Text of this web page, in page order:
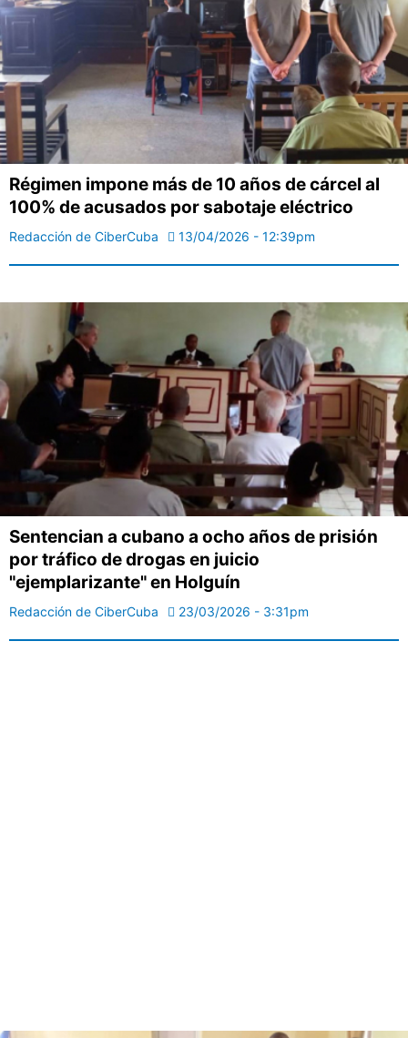
Régimen impone más de 10 años de cárcel al
100% de acusados por sabotaje eléctrico
Redacción de CiberCuba 13/04/2026 - 12:39pm
Sentencian a cubano a ocho años de prisión
por tráfico de drogas en juicio
"ejemplarizante" en Holguín
Redacción de CiberCuba 23/03/2026 - 3:31pm